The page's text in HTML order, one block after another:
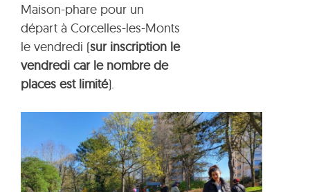
Maison-phare pour un
départ à Corcelles-les-Monts
le vendredi (sur inscription le
vendredi car le nombre de
places est limité).